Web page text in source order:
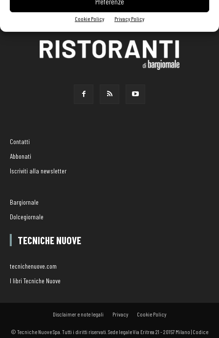
Cookie Policy Privacy Policy
Contatti
Abbonati
Iscriviti alla newsletter
Bargiornale
Dolcegiornale
TECNICHE NUOVE
tecnichenuove.com
I libri Tecniche Nuove
Disclaimer e note legali Privacy Cookie Policy
© Tecniche Nuove Spa. Tutti i diritti riservati. Sede legale Via Eritrea 21 - 20157 Milano | Codice